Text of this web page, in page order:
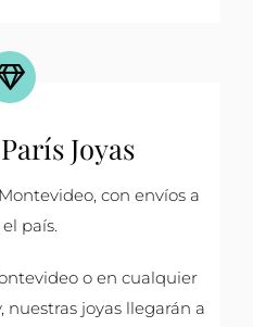
Joyas
con envíos a
país.
o en cualquier
joyas llegarán a